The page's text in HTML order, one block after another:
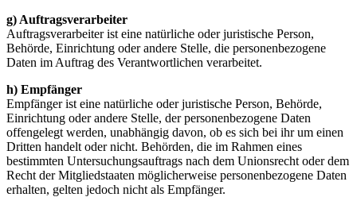
g) Auftragsverarbeiter
Auftragsverarbeiter ist eine natürliche oder juristische Person,
Behörde, Einrichtung oder andere Stelle, die personenbezogene
Daten im Auftrag des Verantwortlichen verarbeitet.
h) Empfänger
Empfänger ist eine natürliche oder juristische Person, Behörde,
Einrichtung oder andere Stelle, der personenbezogene Daten
offengelegt werden, unabhängig davon, ob es sich bei ihr um einen
Dritten handelt oder nicht. Behörden, die im Rahmen eines
bestimmten Untersuchungsauftrags nach dem Unionsrecht oder dem
Recht der Mitgliedstaaten möglicherweise personenbezogene Daten
erhalten, gelten jedoch nicht als Empfänger.